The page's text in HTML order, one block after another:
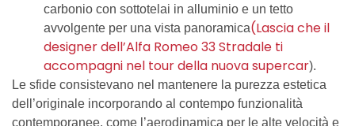
carbonio con sottotelai in alluminio e un tetto
avvolgente per una vista panoramica(Lascia che il
designer dell’Alfa Romeo 33 Stradale ti
accompagni nel tour della nuova supercar).
Le sfide consistevano nel mantenere la purezza estetica
dell’originale incorporando al contempo funzionalità
contemporanee, come l’aerodinamica per le alte velocità e